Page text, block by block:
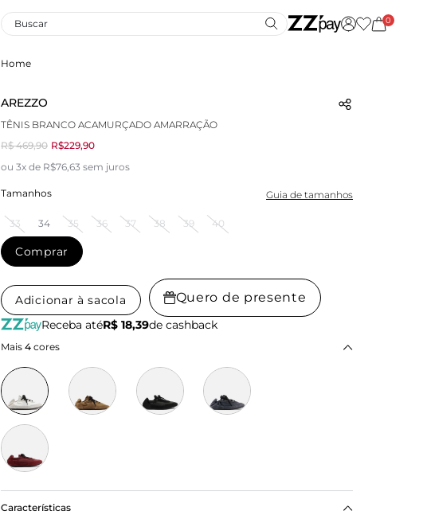
0
Home
AREZZO
TÊNIS BRANCO ACAMURÇADO AMARRAÇÃO
R$ 469,90 R$229,90
ou 3x de R$76,63 sem juros
Tamanhos Guia de tamanhos
33 34 35 36 37 38 39 40
Comprar
Adicionar à sacola Quero de presente
Receba atéR$ 18,39de cashback
Mais 4 cores
Características